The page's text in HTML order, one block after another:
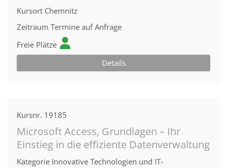
Kursort Chemnitz
Zeitraum Termine auf Anfrage
Freie Plätze
Details
Kursnr. 19185
Microsoft Access, Grundlagen – Ihr
Einstieg in die effiziente Datenverwaltung
Kategorie Innovative Technologien und IT-